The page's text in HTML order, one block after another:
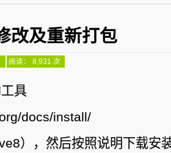
改及重新打包
阅读： 8,931 次
具
docs/install/
），然后按照说明下载安